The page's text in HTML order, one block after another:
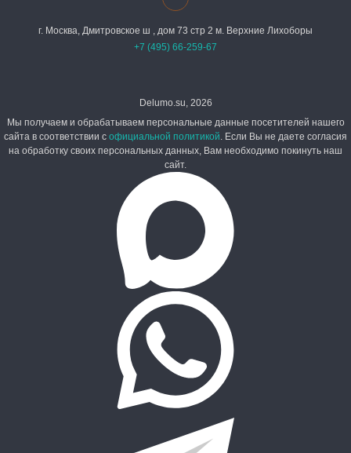
г. Москва, Дмитровское ш , дом 73 стр 2 м. Верхние Лихоборы
+7 (495) 66-259-67
Delumo.su, 2026
Мы получаем и обрабатываем персональные данные посетителей нашего
сайта в соответствии с официальной политикой. Если Вы не даете согласия
на обработку своих персональных данных, Вам необходимо покинуть наш
сайт.